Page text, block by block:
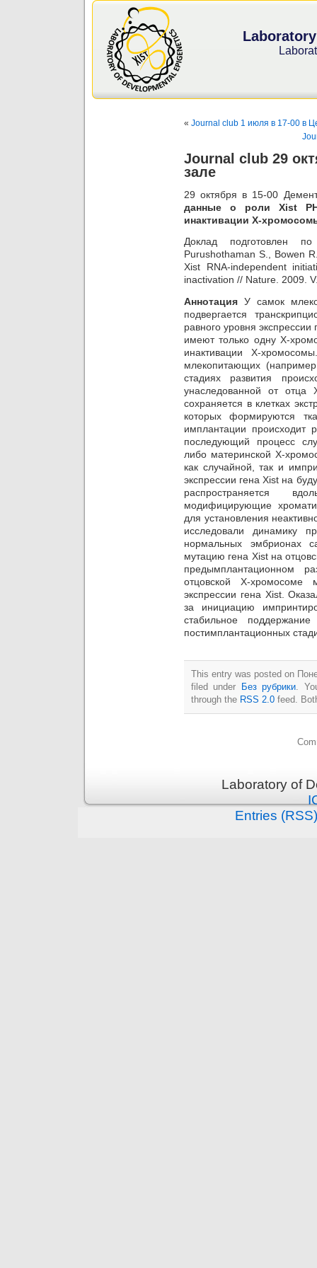
« Journal club 1 июля в 17-00 в
Journal club 29
зале
29 октября в 15-00
данные о роли Xist
инактивации Х-
Доклад подготовлен
Purushothaman S., Bowen
Xist RNA-independent
inactivation // Nature. 2009.
Аннотация У самок
подвергается
равного уровня
имеют только одну Х-
инактивации Х-
млекопитающих
стадиях развития
унаследованной от
сохраняется в клетках
которых формируются
имплантации происходит
последующий процесс
либо материнской Х-
как случайной, так и
экспрессии гена Xist на
распространяется
модифицирующие
для установления
исследовали динамику
нормальных
мутацию гена Xist на
предымплантационном
отцовской Х-хромосоме
экспрессии гена Xist.
за инициацию
стабильное
постимплантационных
This entry was posted on
filed under
Без рубрики .
through the RSS 2.0 feed.
Laboratory of
Entries (RSS)